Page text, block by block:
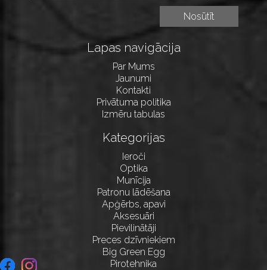
Lapas navigācija
Par Mums
Jaunumi
Kontakti
Privātuma politika
Izmēru tabulas
Kategorijas
Ieroči
Optika
Munīcija
Patronu lādēšana
Apģērbs, apavi
Aksesuāri
Pievilinātāji
Preces dzīvniekiem
Big Green Egg
Pirotehnika